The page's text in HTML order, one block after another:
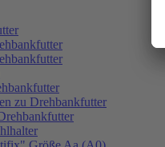
zu Drehbankfutter